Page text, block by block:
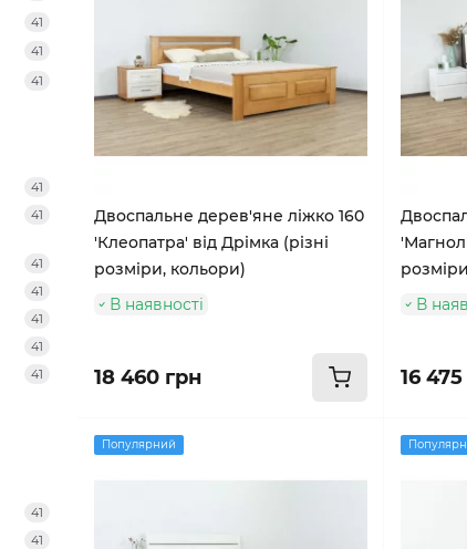
41
41
41
41
41
41
41
41
41
41
41
41
Двоспальне дерев'яне ліжко 160
'Клеопатра' від Дрімка (різні
розміри, кольори)
В наявності
18 460 грн
В
16
Популярний